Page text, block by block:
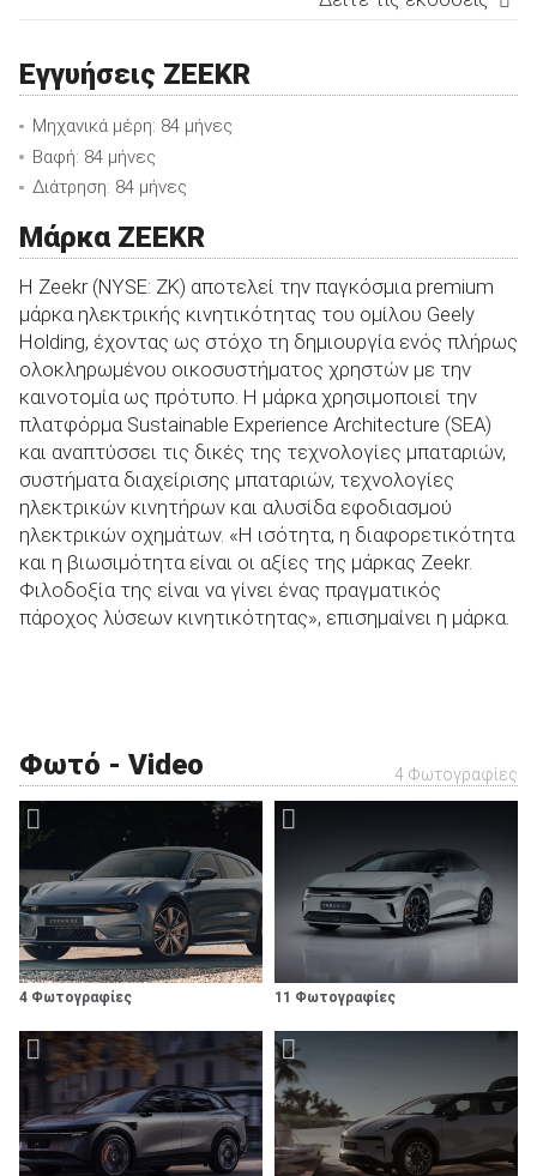
Core RWD 272 5,9
18,10
Long Range RWD
Privilege AWD
Εγγυήσεις ZEEKR
Μηχανικά μέρη: 84 μήνες
Βαφή: 84 μήνες
Διάτρηση: 84 μήνες
Μάρκα ZEEKR
Η Zeekr (NYSE: ZK) αποτελεί την παγκόσμια premium
μάρκα ηλεκτρικής κινητικότητας του ομίλου Geely
Holding, έχοντας ως στόχο τη δημιουργία ενός πλήρως
ολοκληρωμένου οικοσυστήματος χρηστών με την
καινοτομία ως πρότυπο. Η μάρκα χρησιμοποιεί την
πλατφόρμα Sustainable Experience Architecture (SEA)
και αναπτύσσει τις δικές της τεχνολογίες μπαταριών,
συστήματα διαχείρισης μπαταριών, τεχνολογίες
ηλεκτρικών κινητήρων και αλυσίδα εφοδιασμού
ηλεκτρικών οχημάτων. «Η ισότητα, η διαφορετικότητα
και η βιωσιμότητα είναι οι αξίες της μάρκας Zeekr.
Φιλοδοξία της είναι να γίνει ένας πραγματικός
πάροχος λύσεων κινητικότητας», επισημαίνει η μάρκα.
Φωτό - Video 4 Φωτογραφίες
4 Φωτογραφίες 11 Φωτογραφίες